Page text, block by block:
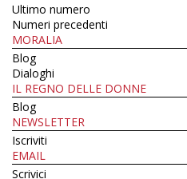
Ultimo numero
Numeri precedenti
MORALIA
Blog
Dialoghi
IL REGNO DELLE DONNE
Blog
NEWSLETTER
Iscriviti
EMAIL
Scrivici